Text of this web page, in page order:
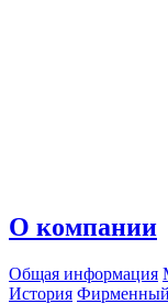
О компании
Общая информация
История Фирменный